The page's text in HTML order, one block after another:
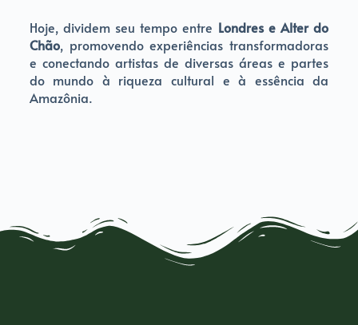
Hoje, dividem seu tempo entre Londres e Alter do
Chão, promovendo experiências transformadoras
e conectando artistas de diversas áreas e partes
do mundo à riqueza cultural e à essência da
Amazônia.